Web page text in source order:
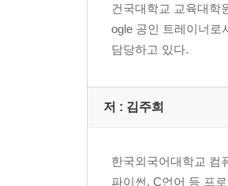
건국대학교 교육대학
ogle 공인 트레이너로
담당하고 있다.
저 : 김주희
한국외국어대학교 컴
파이썬, C언어 등 프